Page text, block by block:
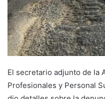
El secretario adjunto de la
Profesionales y Personal